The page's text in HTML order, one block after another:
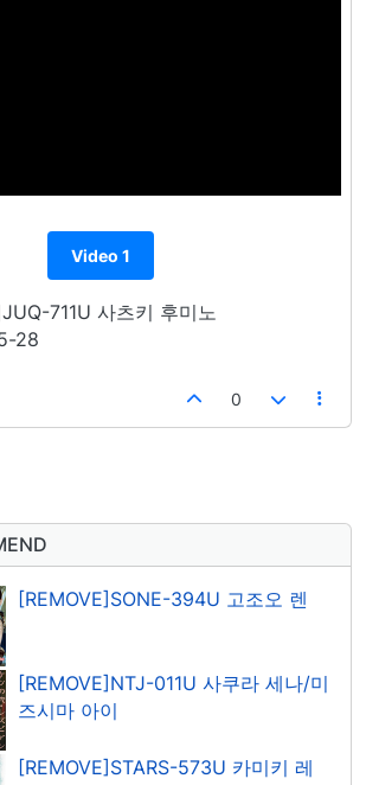
Video 1
711U 사츠키 후미노
28
0
[REMOVE]SONE-394U 고조오 렌
[REMOVE]NTJ-011U 사쿠라 세나/미
즈시마 아이
[REMOVE]STARS-573U 카미키 레